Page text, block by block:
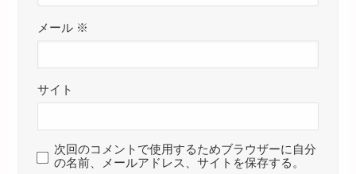
メール ※
サイト
次回のコメントで使用するためブラウザーに自分
の名前、メールアドレス、サイトを保存する。